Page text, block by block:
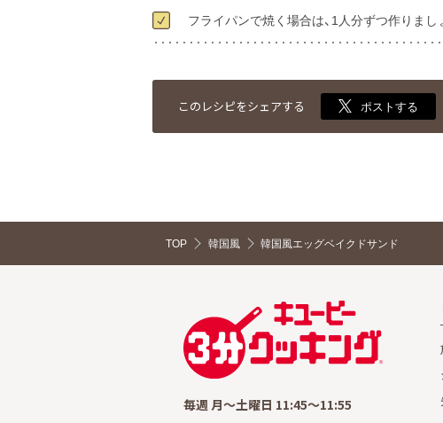
フライパンで焼く場合は、1人分ずつ作りまし
このレシピをシェアする ポストする
TOP 韓国風 韓国風エッグベイクドサンド
毎週 月～土曜日 11:45～11:55